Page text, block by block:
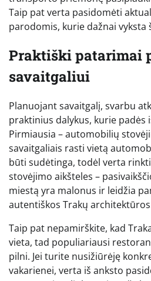
Taip pat verta pasidomėti
parodomis, kurie dažnai vyksta
Praktiški patarimai
savaitgaliui
Planuojant savaitgalį, svarbu
praktinius dalykus, kurie padės
Pirmiausia – automobilių
savaitgaliais rasti vietą
būti sudėtinga, todėl verta
stovėjimo aikšteles –
miestą yra malonus ir leidžia
autentiškos Trakų
Taip pat nepamirškite, kad
vieta, tad populiariausi
pilni. Jei turite nusižiūrėję
vakarienei, verta iš anksto